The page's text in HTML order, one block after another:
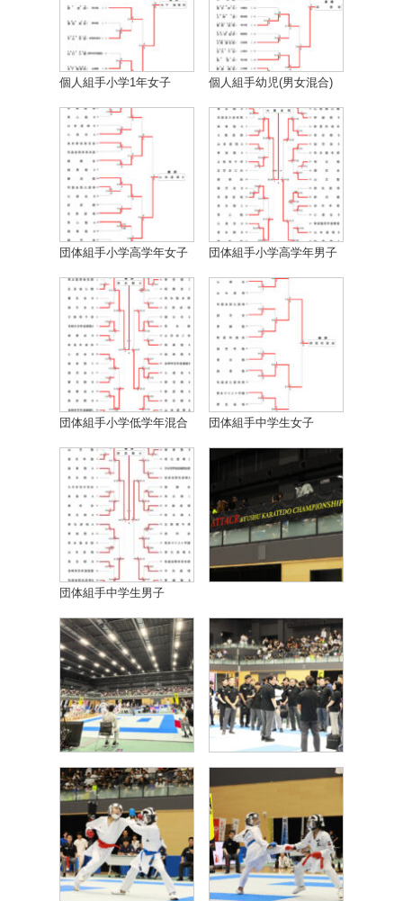
個人組手小学1年女子 個人組手幼児(男女混合)
団体組手小学高学年女子 団体組手小学高学年男子
団体組手小学低学年混合 団体組手中学生女子
団体組手中学生男子